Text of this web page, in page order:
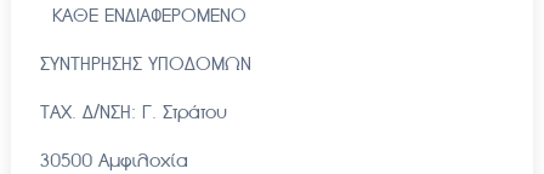
ΚΑΘΕ ΕΝΔΙΑΦΕΡΟΜΕΝΟ
ΣΥΝΤΗΡΗΣΗΣ ΥΠΟΔΟΜΩΝ
ΤΑΧ. Δ/ΝΣΗ: Γ. Στράτου
30500 Αμφιλοχία